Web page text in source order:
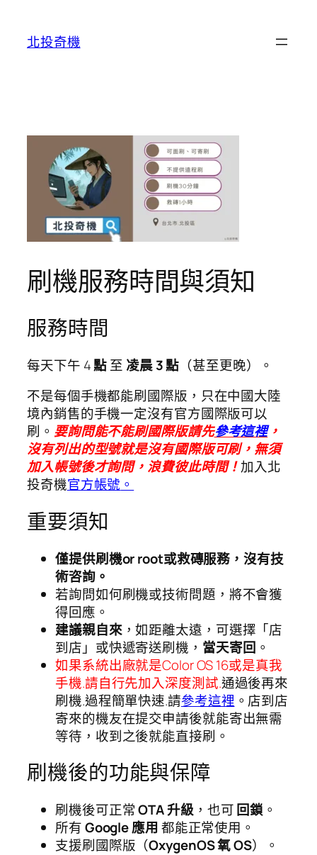
北投奇機
刷機服務時間與須知
服務時間
每天下午 4點至 凌晨 3 點 （甚至更晚）。
不是每個手機都能刷國際版，只在中國大陸
境內銷售的手機一定沒有官方國際版可以
刷。 要詢問能不能刷國際版請先參考這裡，
沒有列出的型號就是沒有國際版可刷，無須
加入帳號後才詢問，浪費彼此時間！加入北
投奇機官方帳號 。
重要須知
僅提供刷機or root或救磚服務，沒有技
術咨詢。
若詢問如何刷機或技術問題，將不會獲
得回應。
建議親自來，如距離太遠，可選擇「店
到店」或快遞寄送刷機， 當天寄回 。
如果系統出廠就是Color OS 16或是真我
手機.請自行先加入深度測試.通過後再來
刷機.過程簡單快速.請參考這裡 。店到店
寄來的機友在提交申請後就能寄出無需
等待，收到之後就能直接刷。
刷機後的功能與保障
刷機後可正常OTA 升級，也可回鎖 。
所有Google 應用都能正常使用。
支援刷國際版（OxygenOS 氧 OS）。